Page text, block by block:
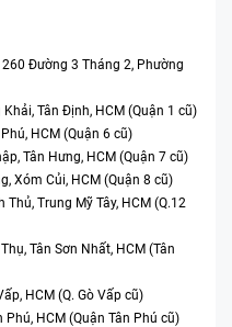
260 Đường 3 Tháng 2, Phường
Tân Định, HCM (Quận 1 cũ)
HCM (Quận 6 cũ)
Tân Hưng, HCM (Quận 7 cũ)
Xóm Củi, HCM (Quận 8 cũ)
Thủ, Trung Mỹ Tây, HCM (Q.12
Tân Sơn Nhất, HCM (Tân
HCM (Q. Gò Vấp cũ)
Phú, HCM (Quận Tân Phú cũ)